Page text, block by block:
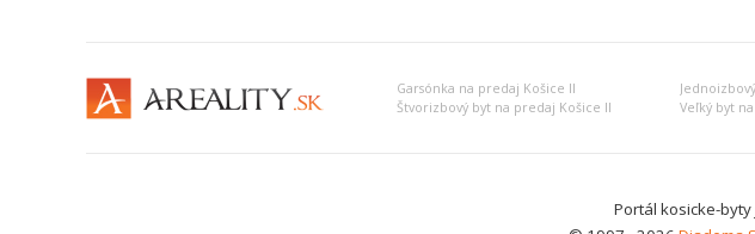
Garsónka na predaj Košice II
Štvorizbový byt na predaj Košice II
Veľký byt
Portál kosicke-